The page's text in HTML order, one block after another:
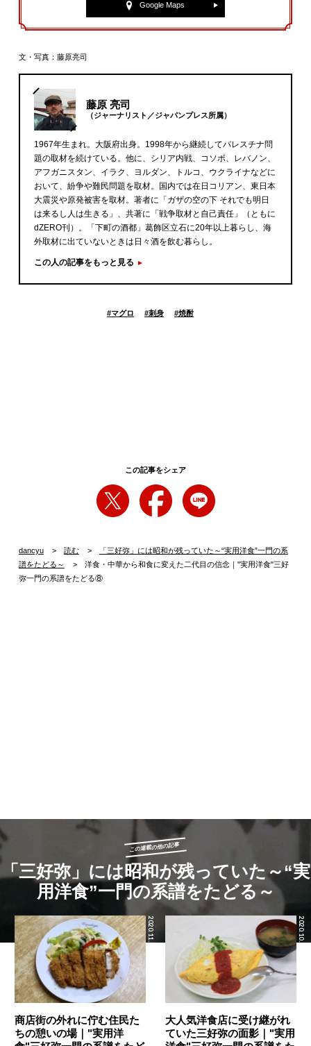
Google Maps
文・写真：藤原亮司
藤原 亮司
（ジャーナリスト／ジャパンプレス所属）
1967年生まれ。大阪府出身。1998年から継続してパレスチナ問
題の取材を続けている。他に、シリア内戦、コソボ、レバノン、
アフガニスタン、イラク、ヨルダン、トルコ、ウクライナなどに
おいて、紛争や難民問題を取材。国内では在日コリアン、東日本
大震災や原発被害を取材。著者に「ガザの空の下 それでも明日
は来るし人は生きる」、共著に「戦争取材と自己責任」（ともに
dZERO刊）。「下町の酒都」葛飾区立石に20年以上暮らし、海
外取材に出ていないときは日々酒を飲む暮らし。
この人の記事をもっと見る
#マグロ #刺身 #焼酎
この記事をシェア
dancyu 読む
「三好弥」には昭和が残っていた～“実用洋食”一門の系
譜をたどる～
洋食・中華から和食に変えた二代目の信念｜"実用洋食"三好
弥一門の系譜をたどる⑧
この連載の他の記事
「三好弥」には昭和が残っていた～“実
用洋食”一門の系譜をたどる～
2020.11.24
商店街の外れに佇む住民た
ちの憩いの場｜"実用洋
2020.10.27
大人気洋食店に受け継がれ
ていた三好弥の面影｜"実用